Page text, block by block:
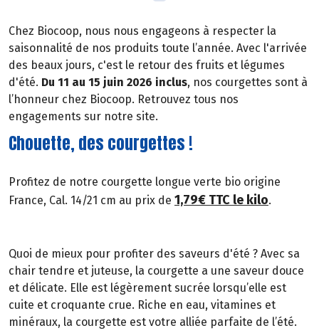
Chez Biocoop, nous nous engageons à respecter la
saisonnalité de nos produits toute l’année. Avec l'arrivée
des beaux jours, c'est le retour des fruits et légumes
d'été. Du 11 au 15 juin 2026 inclus, nos courgettes sont à
l’honneur chez Biocoop. Retrouvez tous nos
engagements sur notre site.
Chouette, des courgettes !
Profitez de notre courgette longue verte bio origine
France, Cal. 14/21 cm au prix de 1,79€ TTC le kilo.
Quoi de mieux pour profiter des saveurs d'été ? Avec sa
chair tendre et juteuse, la courgette a une saveur douce
et délicate. Elle est légèrement sucrée lorsqu’elle est
cuite et croquante crue. Riche en eau, vitamines et
minéraux, la courgette est votre alliée parfaite de l’été.